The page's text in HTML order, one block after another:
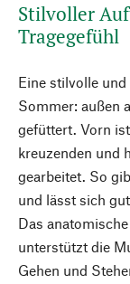
Stilvoller
Tragegefühl
Eine stilvolle
Sommer: außen
gefüttert. Vorn
kreuzenden und
gearbeitet. So
und lässt sich
Das
unterstützt die
Gehen und